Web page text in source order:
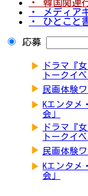
・ 韓国関連
・ メディア
・ ひとこと
応募
▶
ドラマ『
トークイ
▶ 民画体験
▶ Kエンタメ
会」
▶
ドラマ『
トークイ
▶ 民画体験
▶ Kエンタメ
会」